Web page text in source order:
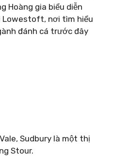
Hoàng gia biểu diễn
Lowestoft, nơi tìm hiểu
đánh cá trước đây
Sudbury là một thị
Stour.